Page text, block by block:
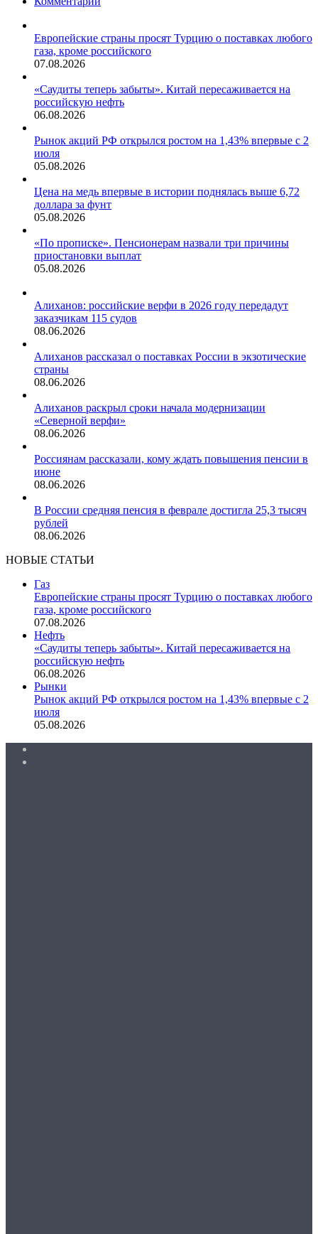
Европейские страны просят Турцию о поставках любого
газа, кроме российского
07.08.2026
«Саудиты теперь забыты». Китай пересаживается на
российскую нефть
06.08.2026
Рынок акций РФ открылся ростом на 1,43% впервые с 2
июля
05.08.2026
Цена на медь впервые в истории поднялась выше 6,72
доллара за фунт
05.08.2026
«По прописке». Пенсионерам назвали три причины
приостановки выплат
05.08.2026
Алиханов: российские верфи в 2026 году передадут
заказчикам 115 судов
08.06.2026
Алиханов рассказал о поставках России в экзотические
страны
08.06.2026
Алиханов раскрыл сроки начала модернизации
«Северной верфи»
08.06.2026
Россиянам рассказали, кому ждать повышения пенсии в
июне
08.06.2026
В России средняя пенсия в феврале достигла 25,3 тысяч
рублей
08.06.2026
НОВЫЕ СТАТЬИ
Газ
Европейские страны просят Турцию о поставках любого
газа, кроме российского
07.08.2026
Нефть
«Саудиты теперь забыты». Китай пересаживается на
российскую нефть
06.08.2026
Рынки
Рынок акций РФ открылся ростом на 1,43% впервые с 2
июля
05.08.2026